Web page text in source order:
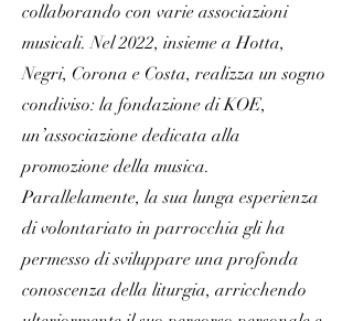
collaborando con varie associazioni
musicali. Nel 2022, insieme a Hotta,
Negri, Corona e Costa, realizza un sogno
condiviso: la fondazione di KOE,
un’associazione dedicata alla
promozione della musica.
Parallelamente, la sua lunga esperienza
di volontariato in parrocchia gli ha
permesso di sviluppare una profonda
conoscenza della liturgia, arricchendo